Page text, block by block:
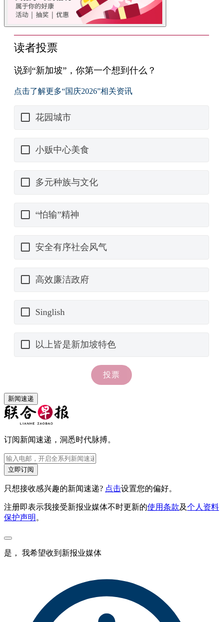
新闻速递
订阅新闻速递，洞悉时代脉搏。
立即订阅
只想接收感兴趣的新闻速递? 点击设置您的偏好。
注册即表示我接受新报业媒体不时更新的使用条款及个人资料
保护声明 。
是， 我希望收到新报业媒体